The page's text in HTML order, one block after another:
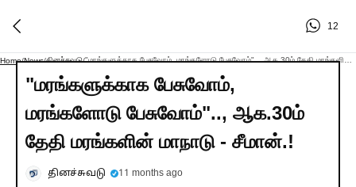
12
Home/News/தினச்சுவடு/
"மரங்களுக்காக பேசுவோம்,
மரங்களோடு பேசுவோம்".., ஆக.30ம்
தேதி மரங்களின் மாநாடு - சீமான்.!
தினச்சுவடு 11 months ago